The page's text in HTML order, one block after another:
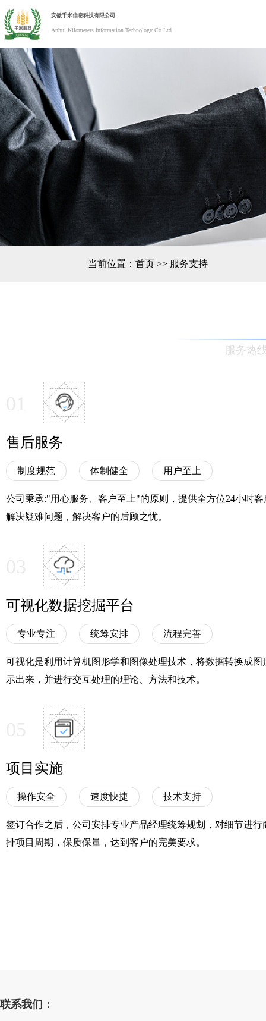
安徽千米信息科技有限公司
Anhui Kilometers Information Technology Co Ltd
当前位置： 首页 >> 服务支持
服务热
售后服务
制度规范 体制健全 用户至上
公司秉承:"用心服务、客户至上"的原则，提供全方位24小时
解决疑难问题，解决客户的后顾之忧。
可视化数据挖掘平台
专业专注 统筹安排 流程完善
可视化是利用计算机图形学和图像处理技术，将数据转换成图
示出来，并进行交互处理的理论、方法和技术。
项目实施
操作安全 速度快捷 技术支持
签订合作之后，公司安排专业产品经理统筹规划，对细节进行
排项目周期，保质保量，达到客户的完美要求。
联系我们：